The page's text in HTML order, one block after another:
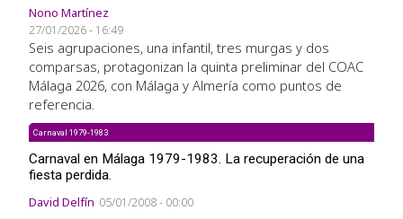
Nono Martínez
27/01/2026 - 16:49
Seis agrupaciones, una infantil, tres murgas y dos
comparsas, protagonizan la quinta preliminar del COAC
Málaga 2026, con Málaga y Almería como puntos de
referencia.
Carnaval 1979-1983
Carnaval en Málaga 1979-1983. La recuperación de una
fiesta perdida.
David Delfín 05/01/2008 - 00:00